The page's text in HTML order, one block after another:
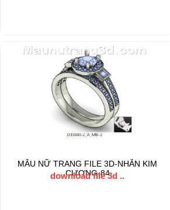
MẪU NỮ TRANG FILE 3D-NHẪN KIM
CƯƠNG-84
download file 3d ..